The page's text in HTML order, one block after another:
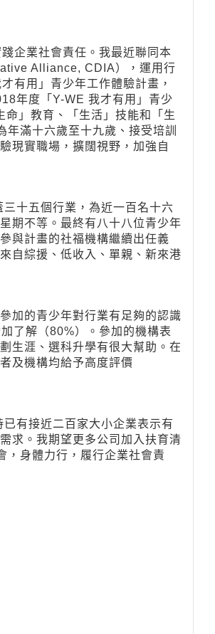
企業社會責任。我最近聯同本
Alliance, CDIA），運用行
有用」青少年工作體驗計畫，
年度「Y-WE 我才有用」青少
」教育、「生活」技能和「生
滿十六歲至十九歲、接受培訓
現實職場，擴闊視野，加強自
十五個行業，為近一百名十六
期不等。最終有八十八位青少年
與計畫的社福機構繼續出任義
自綜援、低收入、單親、新來港
加的青少年對行業有足夠的認識
了解（80%）。參加的機構表
生涯、選科升學有很大幫助。在
及機構均給予高度評價
有接近二百家大小企業表示有
求。我期望更多公司加入扶育清
，身體力行，履行企業社會責